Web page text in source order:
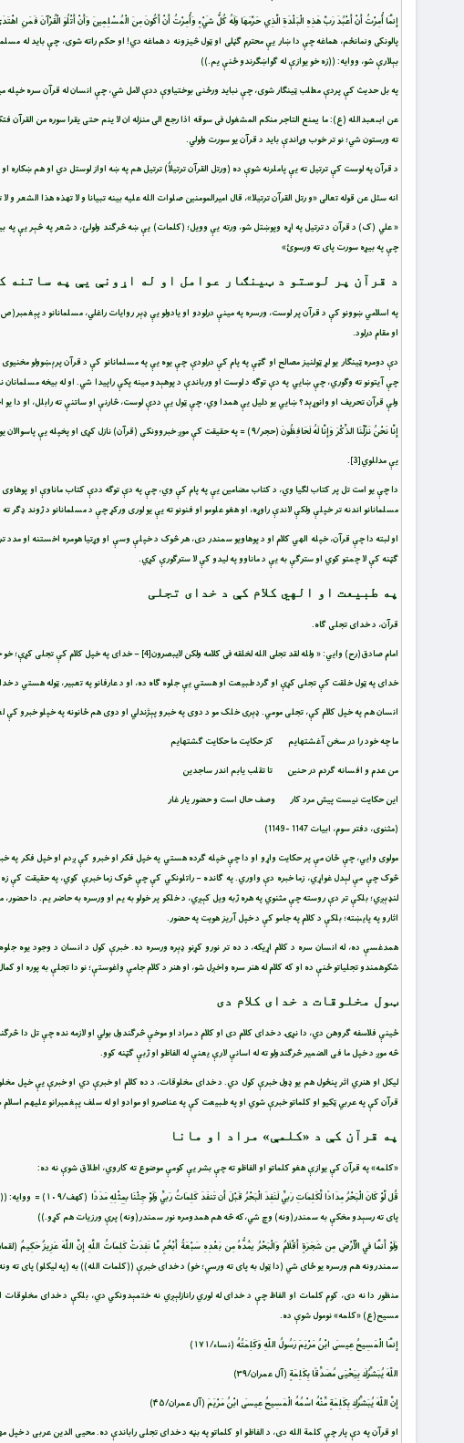
پالونكى ونمانځم، هماغه چې دا ښار يې محترم گڼلى او ټول څيزونه د هماغه دي! او حكم راته شوى، چې بايد له
بېلارې شو، ووايه: ((زه خو يوازې له گواښگرندو ځنې يم.))
په بل حديث کې پردې مطلب ټينګار شوی، چې نبايد ورځنی بوختياوې ددې لامل شي، چې انسان له قرآن سره خپله
عن ابى‏عبدالله (ع): ما يمنع التاجر منكم المشغول فى سوقه اذا رجع الى منزله ان لا ينم حتى يقرا سوره من
ته ورستون شي؛ نو تر خوب وړاندې بايد د قرآن يو سورت ولولي.
د قرآن په لوست کې ترتيل ته يې پاملرنه شوې ده (ورتل القرآن ترتيلاٌ) ترتيل هم په ښه اواز لوستل دي او هم ښکاره
انه سئل عن قوله تعالى «و رتل القرآن ترتيلا»، قال اميرالمومنين صلوات الله عليه بينه تبيانا و لا تهذه هذا الشعر
« علي (ک) د قرآن د ترتيل په اړه وپوښتل شو، ورته يې وويل؛ (کلمات) يې ښه څرګند ولولئ، د شعر په څېر يې
چې په بيړه سورت پای ته ورسوئ»
د قرآن پر لوستو د ټينګار عوامل او له اړونې يې په ساتنه
په اسلامي ښوونو کې د قرآن پر لوست، ورسره په مينې درلودو او يادولو يې ډېر روايات راغلي، مسلمانانو د
او مقام درلود.
دې دومره ټينګار يو لړ ټولنيز مصالح او ګټې په پام کې درلودې چې يوه يې په مسلمانانو کې د قرآن پرېښوولو
چې آيتونو ته وګوري، چې ښايي په دې توګه د لوست او ورباندې د پوهېدو مينه پکې راپيدا شي. او له بيخه
ولې قرآن تحريف او وانوړېد؟ ښايي يو دليل يې همدا وي، چې ټول يې ددې لوست، څارنې او ساتنې ته رابلل، او دا
إِنَّا نَحْنُ نَزَّلْنَا الذِّكْرَ وَإِنَّا لَهُ لَحَافِظُونَ (حجر/۹) = په حقيقت کې موږ خبروونکی (قرآن) نازل كړى او پخپله يې پاسوالان يو.
يې مدللوي[3]
.
دا چې يو امت تل پر کتاب لګيا وي، د کتاب مضامين يې په پام کې وي، چې په دې توګه ددې کتاب ماناوې او
مسلمانانو اندنه تر خپلې ولکې لاندې راوړه، او هغو علومو او فنونو ته يې يو لوری ورکړ چې د مسلمانانو د ژوند ډګر ته
او لبته دا چې قرآن، خپله الهي کلام او د پوهاويو سمندر دی، هر څوک د خپلې وسې او وړتيا هومره اخستنه او
ګټنه کې لا چمتو کوي او سترګې به يې د ماناوو په ليدو کې لا سترګورې کړي.
په طبيعت او الهي کلام کې د خدای تجلی
قرآن، د خدای تجلی ګاه.
امام صادق(رح) وايي: « ولله لقد تجلى الله لخلقه فى كلامه ولكن لايبصرون[4] – خدای په خپل کلام کې تجلی کړې؛
خدای په ټول خلقت کې تجلی کړې او ګرد طبيعت او هستي يې جلوه ګاه ده، او د عارفانو په تعبير، ټوله هستي د
انسان هم په خپل کلام کې، تجلی مومي. ډېری خلک مو د دوی په خبرو پېژندلي او دوی هم ځانونه په خپلو خبرو کې
ما چه خود را در سخن آغشته‏ايم كز حكايت ما حكايت گشته‏ايم‏
من عدم و افسانه گردم در حنين تا تقلب يابم اندر ساجدين‏
اين حكايت نيست پيش مرد كار وصف حال است و حضور يار غار
(مثنوى، دفتر سوم، ابيات 1147 -1149)
مولوی وايي، چې ځان مې پر حکايت واړو او دا چې خپله ګرده هستي په خپل فکر او خبرو کې ږدم او خپل فکر په
څوک چې مې لېدل غواړي، زما خبره دې واوري. په ګانده – راتلونکي کې چې څوک زما خبرې کوي، په حقيقت کې
لنډېږي؛ بلکې تر دې روسته چې مثنوي په هره ژبه ويل کېږي، د خلکو پر خولو به يم او ورسره به حاضر يم. دا
اثارو په پايښته؛ بلکې د کلام په جامو کې د خپل آريز هويت په حضور.
همدغسې ده، له انسان سره د کلام اړيکه، د ده تر نورو کړنو ډېره ورسره ده. خبرې کول د انسان د وجود يوه
شکوهمندو تجلياتو ځنې ده او که کلام له هنر سره واخږل شو، او هنر د کلام جامې واغوستې؛ نو دا تجلې به پوره او
ټول مخلوقات د خدای کلام دی
ځينې فلاسفه ګروهن دي، دا نړۍ د خدای کلام دی او کلام د مراد او موخې څرګندول بولي او لازمه نده چې تل دا
څه موږ د خپل ما فی الضمير څرګندولو ته له اسانې لارې يعنې له الفاظو او ژبې ګټنه کوو.
ليکل او هنري اثر پنځول هم يو ډول خبرې کول دي. د خدای مخلوقات، د ده کلام او خبرې دي او خبرې يې خپل
قرآن کې په عربي ټکيو او کلماتو خبرې شوي او په طبيعت کې په عناصرو او موادو او له سلف پېغمبرانو عليهم اسلام
په قرآن کې د «کلمې» مراد او مانا
«کلمه» په قرآن کې يوازې هغو کلماتو او الفاظو ته چې بشر يې کومې موضوع ته کاروي، اطلاق شوې نه ده:
قُل لَّوْ كَانَ الْبَحْرُ
پاى ته رسېدو مخکې به سمندر(ونه) وچ شي،كه څه هم همدومره نور سمندر(ونه) پرې ورزيات هم کړو.))
سمندرونه هم ورسره يو ځاى شي (دا ټول به پاى ته ورسي؛ خو) د خداى خبرې ((کلمات الله)) به (په ليكلو) پاى ته
منظور دا نه دی، کوم کلمات او الفاظ چې د خدای له لوري رانازلېږي نه ختمېدونکي دي، بلکې د خدای
مسيح(ع) «کلمه» نومول شوې ده.
إِنَّمَا الْمَسِيحُ عِيسَى ابْنُ مَرْيَمَ رَسُولُ اللّهِ وَكَلِمَتُهُ (نساء/۱۷۱)
اللّهَ يُبَشِّرُكَ بِيَحْيَى مُصَدِّقًا بِكَلِمَةٍ (آل عمران/۳۹)
إِنَّ اللّهَ يُبَشِّرُكِ بِكَلِمَةٍ مِّنْهُ اسْمُهُ الْمَسِيحُ عِيسَى ابْنُ مَرْيَمَ (آل عمران/۴۵)
او قرآن په دې پار چې کلمة الله دی، د الفاظو او کلماتو په بڼه د خدای تجلی راباندې ده. محيی الدين